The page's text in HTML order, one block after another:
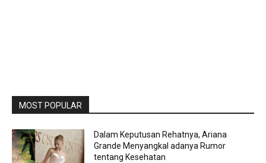
MOST POPULAR
Dalam Keputusan Rehatnya, Ariana
Grande Menyangkal adanya Rumor
tentang Kesehatan